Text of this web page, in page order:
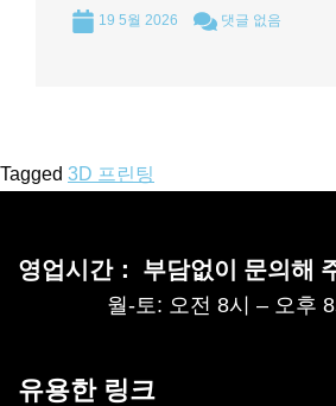
19 5월 2026 댓글 없음
Tagged 3D 프린팅
영업시간： 부담없이 문의해
월-토: 오전 8시 – 오후
유용한 링크